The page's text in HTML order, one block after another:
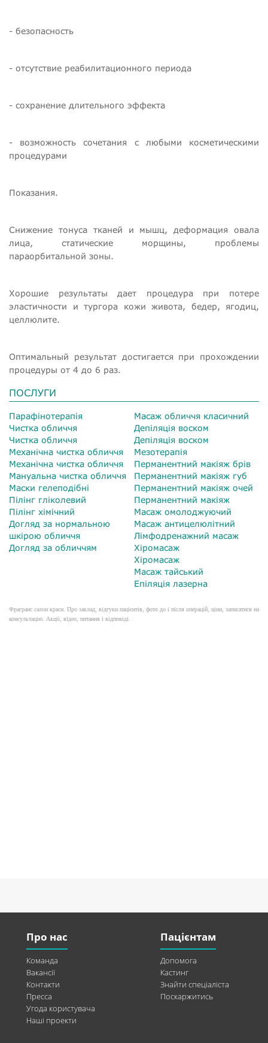
- безопасность
- отсутствие реабилитационного периода
- сохранение длительного эффекта
- возможность сочетания с любыми косметическими
процедурами
Показания.
Снижение тонуса тканей и мышц, деформация овала
лица, статические морщины, проблемы
параорбитальной зоны.
Хорошие результаты дает процедура при потере
эластичности и тургора кожи живота, бедер, ягодиц,
целлюлите.
Оптимальный результат достигается при прохождении
процедуры от 4 до 6 раз.
ПОСЛУГИ
Парафінотерапія
Чистка обличчя
Чистка обличчя
Механічна чистка обличчя
Механічна чистка обличчя
Мануальна чистка обличчя
Маски гелеподібні
Пілінг гліколевий
Пілінг хімічний
Догляд за нормальною
шкірою обличчя
Догляд за обличчям
Масаж обличчя класичний
Депіляція воском
Депіляція воском
Мезотерапія
Перманентний макіяж брів
Перманентний макіяж губ
Перманентний макіяж очей
Перманентний макіяж
Масаж омолоджуючий
Масаж антицелюлітний
Лімфодренажний масаж
Хіромасаж
Хіромасаж
Масаж тайський
Епіляція лазерна
Фрагранс салон краси. Про заклад, відгуки пацієнтів, фото до і після операцій, ціни, записатися на
консультацію. Акції, відео, питання і відповіді.
Про нас
Команда
Вакансії
Контакти
Пресса
Угода користувача
Наші проекти
Пацієнтам
Допомога
Кастинг
Знайти спеціаліста
Поскаржитись